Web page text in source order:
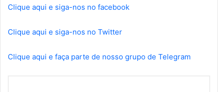
Clique aqui e siga-nos no facebook
Clique aqui e siga-nos no Twitter
Clique aqui e faça parte de nosso grupo de Telegram